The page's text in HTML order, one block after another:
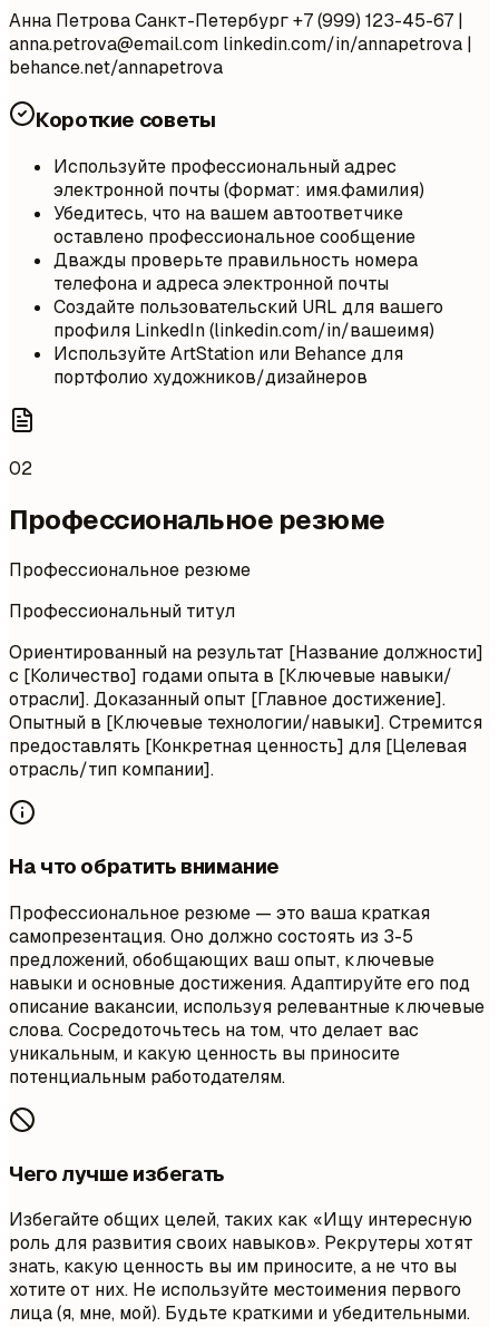
Анна Петрова Санкт-Петербург +7 (999) 123-45-67 |
anna.petrova@email.com linkedin.com/in/annapetrova |
behance.net/annapetrova
Короткие советы
Используйте профессиональный адрес
электронной почты (формат: имя.фамилия)
Убедитесь, что на вашем автоответчике
оставлено профессиональное сообщение
Дважды проверьте правильность номера
телефона и адреса электронной почты
Создайте пользовательский URL для вашего
профиля LinkedIn (linkedin.com/in/вашеимя)
Используйте ArtStation или Behance для
портфолио художников/дизайнеров
02
Профессиональное резюме
Профессиональное резюме
Профессиональный титул
Ориентированный на результат [Название должности]
с [Количество] годами опыта в [Ключевые навыки/
отрасли]. Доказанный опыт [Главное достижение].
Опытный в [Ключевые технологии/навыки]. Стремится
предоставлять [Конкретная ценность] для [Целевая
отрасль/тип компании].
На что обратить внимание
Профессиональное резюме — это ваша краткая
самопрезентация. Оно должно состоять из 3-5
предложений, обобщающих ваш опыт, ключевые
навыки и основные достижения. Адаптируйте его под
описание вакансии, используя релевантные ключевые
слова. Сосредоточьтесь на том, что делает вас
уникальным, и какую ценность вы приносите
потенциальным работодателям.
Чего лучше избегать
Избегайте общих целей, таких как «Ищу интересную
роль для развития своих навыков». Рекрутеры хотят
знать, какую ценность вы им приносите, а не что вы
хотите от них. Не используйте местоимения первого
лица (я, мне, мой). Будьте краткими и убедительными.